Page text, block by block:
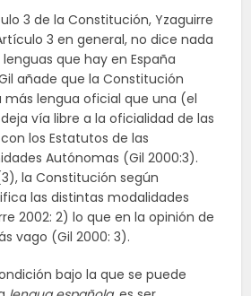
3 de la Constitución, Yzaguirre
3 en general, no dice nada
que hay en España
añade que la Constitución
lengua oficial que una (el
vía libre a la oficialidad de las
los Estatutos de las
Autónomas (Gil 2000:3).
la Constitución según
las distintas modalidades
2002: 2) lo que en la opinión de
vago (Gil 2000: 3).
bajo la que se puede